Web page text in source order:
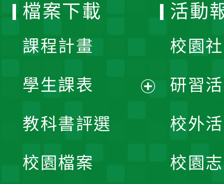
檔案下載
課程計畫
學生課表
教科書評選
校園檔案
活動
校園
研習
校外
校園